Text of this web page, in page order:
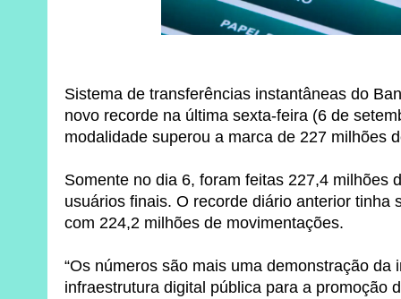
Sistema de transferências instantâneas do
novo recorde na última sexta-feira (6 de
modalidade superou a marca de 227 milhões
Somente no dia 6, foram feitas 227,4 milhões
usuários finais. O recorde diário anterior tinha
com 224,2 milhões de movimentações.
“Os números são mais uma demonstração da
infraestrutura digital pública para a promoção